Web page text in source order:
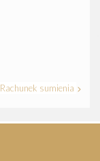
Rachunek sumienia